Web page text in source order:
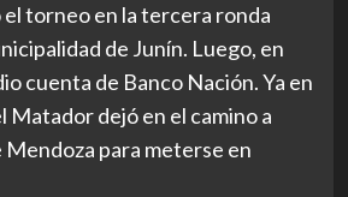
torneo en la tercera ronda
de Junín. Luego, en
cuenta de Banco Nación. Ya en
Matador dejó en el camino a
para meterse en